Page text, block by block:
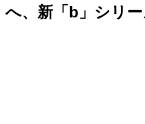
へ、新「b」シリ